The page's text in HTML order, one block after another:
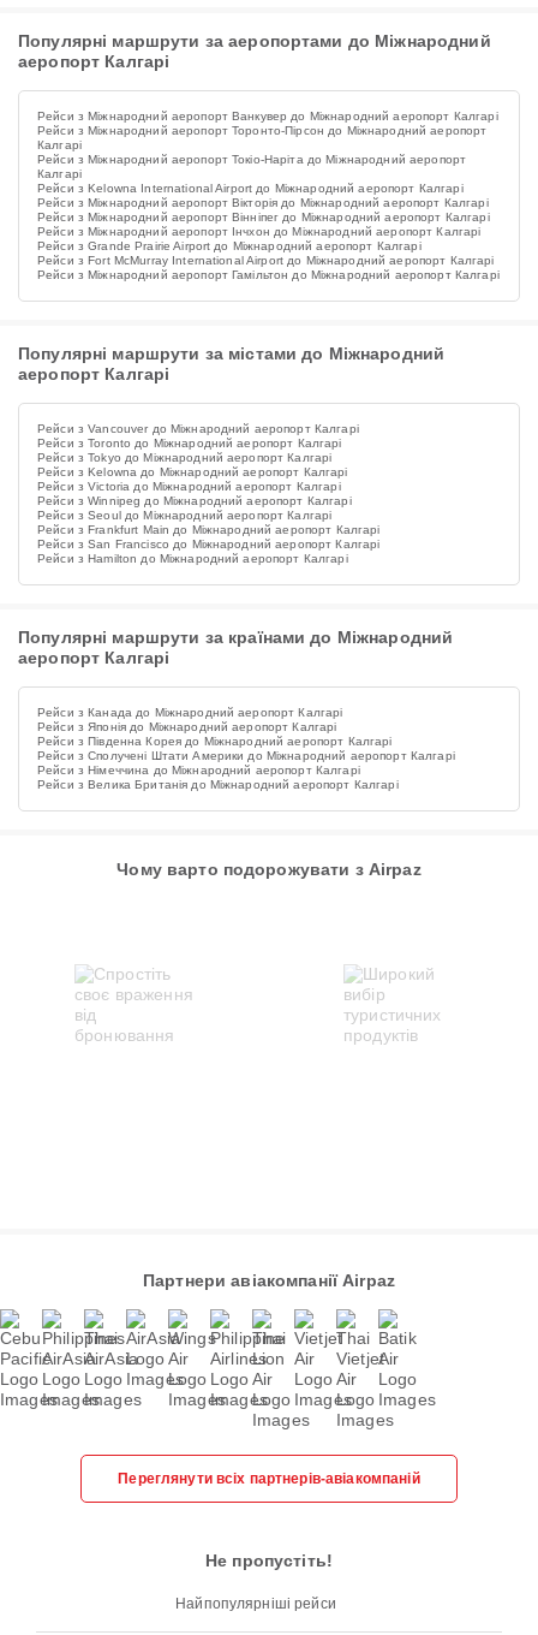
Популярні маршрути за аеропортами до Міжнародний
аеропорт Калгарі
Рейси з Міжнародний аеропорт Ванкувер до Міжнародний аеропорт Калгарі
Рейси з Міжнародний аеропорт Торонто-Пірсон до Міжнародний аеропорт
Калгарі
Рейси з Міжнародний аеропорт Токіо-Наріта до Міжнародний аеропорт
Калгарі
Рейси з Kelowna International Airport до Міжнародний аеропорт Калгарі
Рейси з Міжнародний аеропорт Вікторія до Міжнародний аеропорт Калгарі
Рейси з Міжнародний аеропорт Вінніпег до Міжнародний аеропорт Калгарі
Рейси з Міжнародний аеропорт Інчхон до Міжнародний аеропорт Калгарі
Рейси з Grande Prairie Airport до Міжнародний аеропорт Калгарі
Рейси з Fort McMurray International Airport до Міжнародний аеропорт Калгарі
Рейси з Міжнародний аеропорт Гамільтон до Міжнародний аеропорт Калгарі
Популярні маршрути за містами до Міжнародний
аеропорт Калгарі
Рейси з Vancouver до Міжнародний аеропорт Калгарі
Рейси з Toronto до Міжнародний аеропорт Калгарі
Рейси з Tokyo до Міжнародний аеропорт Калгарі
Рейси з Kelowna до Міжнародний аеропорт Калгарі
Рейси з Victoria до Міжнародний аеропорт Калгарі
Рейси з Winnipeg до Міжнародний аеропорт Калгарі
Рейси з Seoul до Міжнародний аеропорт Калгарі
Рейси з Frankfurt Main до Міжнародний аеропорт Калгарі
Рейси з San Francisco до Міжнародний аеропорт Калгарі
Рейси з Hamilton до Міжнародний аеропорт Калгарі
Популярні маршрути за країнами до Міжнародний
аеропорт Калгарі
Рейси з Канада до Міжнародний аеропорт Калгарі
Рейси з Японія до Міжнародний аеропорт Калгарі
Рейси з Південна Корея до Міжнародний аеропорт Калгарі
Рейси з Сполучені Штати Америки до Міжнародний аеропорт Калгарі
Рейси з Німеччина до Міжнародний аеропорт Калгарі
Рейси з Велика Британія до Міжнародний аеропорт Калгарі
Чому варто подорожувати з Airpaz
Партнери авіакомпанії Airpaz
Переглянути всіх партнерів-авіакомпаній
Не пропустіть!
Найпопулярніші рейси